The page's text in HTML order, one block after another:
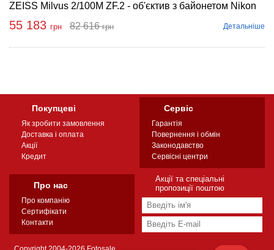
ZEISS Milvus 2/100M ZF.2 - об'єктив з байонетом Nikon
55 183 грн 82 616грн
Купити Детальніше
Покупцеві
Як зробити замовлення
Доставка і оплата
Акції
Кредит
Сервіс
Гарантія
Повернення і обмін
Законодавство
Сервісні центри
Про нас
Про компанію
Сертифікати
Контакти
Акції та спеціальні
пропозиції поштою